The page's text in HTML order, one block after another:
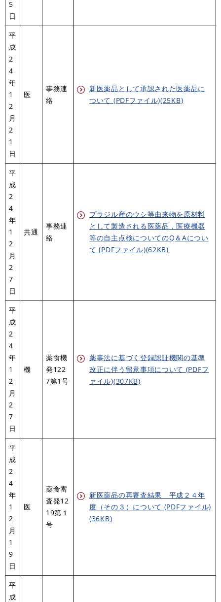
5
日
平
成
2
4
年
1
2
月
2
1
日
医
事務連
絡
新医薬品として承認された医薬品に
ついて (PDFファイル)(25KB)
平
成
2
4
年
1
2
月
2
7
日
共通
事務連
絡
ブラジル産のウシ等由来物を原材料
として製造される医薬品，医療機器
等の自主点検についてのQ＆Aについ
て (PDFファイル)(62KB)
平
成
2
4
年
1
2
月
2
7
日
機
薬食機
発122
7第1号
薬事法に基づく登録認証機関の基準
改正に伴う留意事項について (PDFフ
ァイル)(307KB)
平
成
2
4
年
1
2
月
1
9
日
医
薬食審
査発12
19第１
号
新医薬品の再審査結果 平成２４年
度（その３）について (PDFファイル)
(36KB)
平
成